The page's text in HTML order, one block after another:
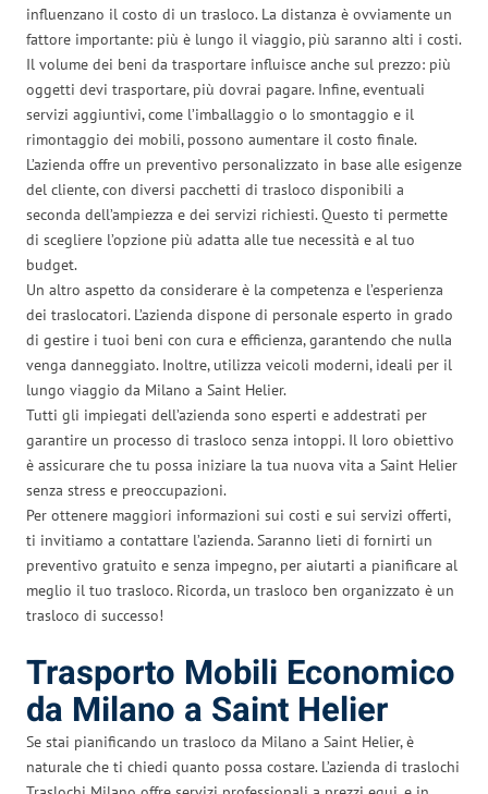
influenzano il costo di un trasloco. La distanza è ovviamente un
fattore importante: più è lungo il viaggio, più saranno alti i costi.
Il volume dei beni da trasportare influisce anche sul prezzo: più
oggetti devi trasportare, più dovrai pagare. Infine, eventuali
servizi aggiuntivi, come l’imballaggio o lo smontaggio e il
rimontaggio dei mobili, possono aumentare il costo finale.
L’azienda offre un preventivo personalizzato in base alle esigenze
del cliente, con diversi pacchetti di trasloco disponibili a
seconda dell’ampiezza e dei servizi richiesti. Questo ti permette
di scegliere l’opzione più adatta alle tue necessità e al tuo
budget.
Un altro aspetto da considerare è la competenza e l’esperienza
dei traslocatori. L’azienda dispone di personale esperto in grado
di gestire i tuoi beni con cura e efficienza, garantendo che nulla
venga danneggiato. Inoltre, utilizza veicoli moderni, ideali per il
lungo viaggio da Milano a Saint Helier.
Tutti gli impiegati dell’azienda sono esperti e addestrati per
garantire un processo di trasloco senza intoppi. Il loro obiettivo
è assicurare che tu possa iniziare la tua nuova vita a Saint Helier
senza stress e preoccupazioni.
Per ottenere maggiori informazioni sui costi e sui servizi offerti,
ti invitiamo a contattare l’azienda. Saranno lieti di fornirti un
preventivo gratuito e senza impegno, per aiutarti a pianificare al
meglio il tuo trasloco. Ricorda, un trasloco ben organizzato è un
trasloco di successo!
Trasporto Mobili Economico
da Milano a Saint Helier
Se stai pianificando un trasloco da Milano a Saint Helier, è
naturale che ti chiedi quanto possa costare. L’azienda di traslochi